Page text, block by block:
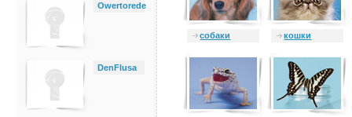
Owertorede
DenFlusa
cобаки кошки